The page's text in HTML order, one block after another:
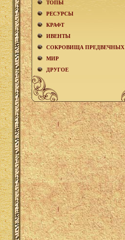
ТОПЫ
РЕСУРСЫ
КРАФТ
ИВЕНТЫ
СОКРОВИЩА ПРЕДВЕЧНЫХ
МИР
ДРУГОЕ